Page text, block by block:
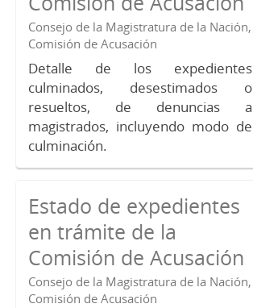
Consejo de la Magistratura de la Nación,
Comisión de Acusación
Detalle de los expedientes
culminados, desestimados o
resueltos, de denuncias a
magistrados, incluyendo modo de
culminación.
Estado de expedientes
en trámite de la
Comisión de Acusación
Consejo de la Magistratura de la Nación,
Comisión de Acusación